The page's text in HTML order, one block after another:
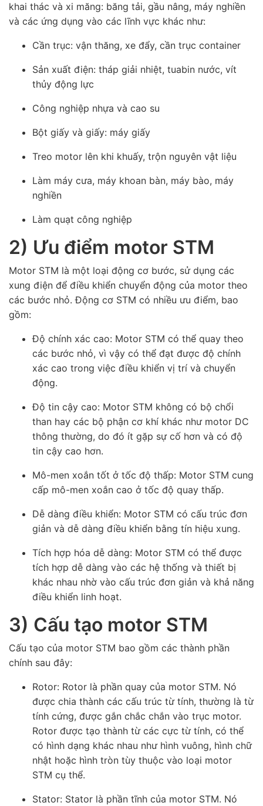
khai thác và xi măng: băng tải, gầu nâng, máy nghiền
và các ứng dụng vào các lĩnh vực khác như:
Cần trục: vận thăng, xe đẩy, cần trục container
Sản xuất điện: tháp giải nhiệt, tuabin nước, vít
thủy động lực
Công nghiệp nhựa và cao su
Bột giấy và giấy: máy giấy
Treo motor lên khi khuấy, trộn nguyên vật liệu
Làm máy cưa, máy khoan bàn, máy bào, máy
nghiền
Làm quạt công nghiệp
2) Ưu điểm motor STM
Motor STM là một loại động cơ bước, sử dụng các
xung điện để điều khiển chuyển động của motor theo
các bước nhỏ. Động cơ STM có nhiều ưu điểm, bao
gồm:
Độ chính xác cao: Motor STM có thể quay theo
các bước nhỏ, vì vậy có thể đạt được độ chính
xác cao trong việc điều khiển vị trí và chuyển
động.
Độ tin cậy cao: Motor STM không có bộ chổi
than hay các bộ phận cơ khí khác như motor DC
thông thường, do đó ít gặp sự cố hơn và có độ
tin cậy cao hơn.
Mô-men xoắn tốt ở tốc độ thấp: Motor STM cung
cấp mô-men xoắn cao ở tốc độ quay thấp.
Dễ dàng điều khiển: Motor STM có cấu trúc đơn
giản và dễ dàng điều khiển bằng tín hiệu xung.
Tích hợp hóa dễ dàng: Motor STM có thể được
tích hợp dễ dàng vào các hệ thống và thiết bị
khác nhau nhờ vào cấu trúc đơn giản và khả năng
điều khiển linh hoạt.
3) Cấu tạo motor STM
Cấu tạo của motor STM bao gồm các thành phần
chính sau đây:
Rotor: Rotor là phần quay của motor STM. Nó
được chia thành các cấu trúc từ tính, thường là từ
tính cứng, được gắn chắc chắn vào trục motor.
Rotor được tạo thành từ các cực từ tính, có thể
có hình dạng khác nhau như hình vuông, hình chữ
nhật hoặc hình tròn tùy thuộc vào loại motor
STM cụ thể.
Stator: Stator là phần tĩnh của motor STM. Nó